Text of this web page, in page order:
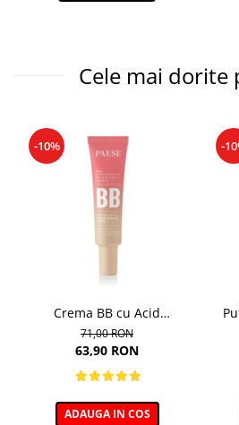
Cele mai dorite
-10%
Crema BB cu Acid
Hialuronic, nuanta 03W
NATURAL 30ml
71,00 RON
63,90 RON
ADAUGA IN COS
-